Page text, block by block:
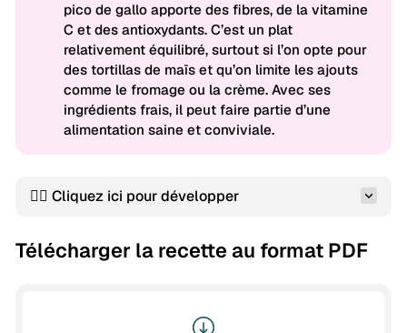
pico de gallo apporte des fibres, de la vitamine
C et des antioxydants. C’est un plat
relativement équilibré, surtout si l’on opte pour
des tortillas de maïs et qu’on limite les ajouts
comme le fromage ou la crème. Avec ses
ingrédients frais, il peut faire partie d’une
alimentation saine et conviviale.
👇🏻 Cliquez ici pour développer
Télécharger la recette au format PDF